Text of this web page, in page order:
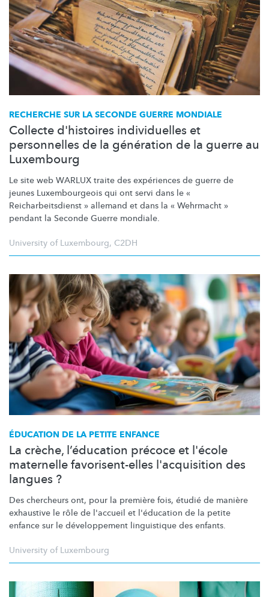
RECHERCHE SUR LA SECONDE GUERRE MONDIALE
Collecte d'histoires individuelles et
personnelles de la génération de la guerre au
Luxembourg
Le site web WARLUX traite des expériences de guerre de
jeunes Luxembourgeois qui ont servi dans le «
Reicharbeitsdienst » allemand et dans la « Wehrmacht »
pendant la Seconde Guerre mondiale.
University of Luxembourg, C2DH
ÉDUCATION DE LA PETITE ENFANCE
La crèche, l’éducation précoce et l'école
maternelle favorisent-elles l'acquisition des
langues ?
Des chercheurs ont, pour la première fois, étudié de manière
exhaustive le rôle de l'accueil et l'éducation de la petite
enfance sur le développement linguistique des enfants.
University of Luxembourg